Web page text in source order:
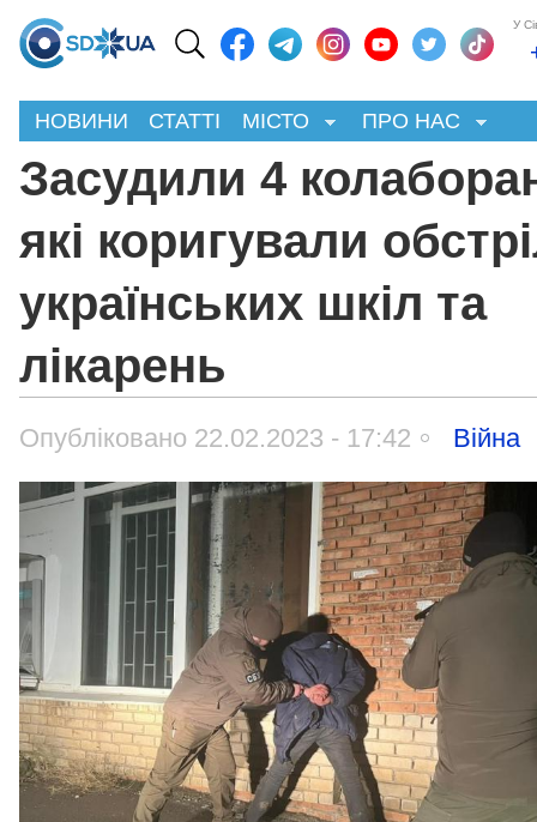
У
НОВИНИ СТАТТІ МІСТО ПРО НАС
Засудили 4
які коригували
українських шкіл та
лікарень
Опубліковано 22.02.2023 - 17:42 Війна